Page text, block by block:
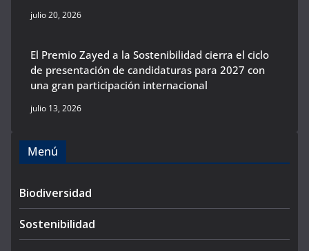
julio 20, 2026
El Premio Zayed a la Sostenibilidad cierra el ciclo
de presentación de candidaturas para 2027 con
una gran participación internacional
julio 13, 2026
Menú
Biodiversidad
Sostenibilidad